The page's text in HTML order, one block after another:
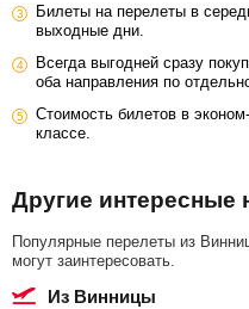
Билеты на перелеты в
выходные дни.
Всегда выгодней сразу
оба направления по
Стоимость билетов в
классе.
Другие интересные
Популярные перелеты из
могут заинтересовать.
из Винницы